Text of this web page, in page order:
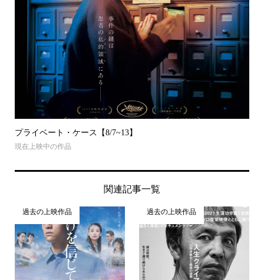
プライベート・ケース【8/7~13】
現在上映中の作品
関連記事一覧
過去の上映作品 過去の上映作品